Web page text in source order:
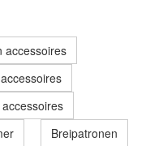
accessoires
Breipatronen